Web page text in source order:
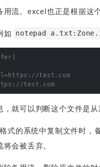
用流。excel也正是根据这
如 notepad
test.com
，就可以判断这个文件是从
式的系统中复制文件时，
将会被丢弃。